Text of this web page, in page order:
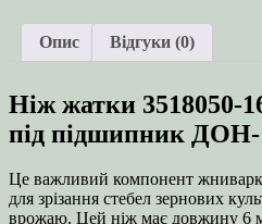
05
(коса)
підшипник
ДОН-1500Б
кількість
Опис Відгуки (0)
Ніж жатки 3518050-
під підшипник ДОН-
Це важливий компонент
для зрізання стебел зернових
врожаю. Цей ніж має довжину 6